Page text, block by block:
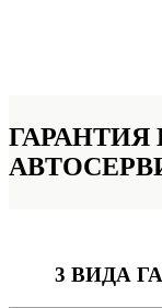
ГАРАНТИЯ
3 ВИДА